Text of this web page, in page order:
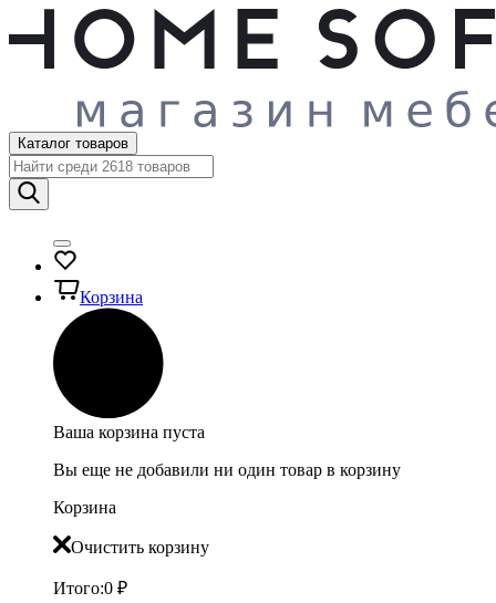
Каталог товаров
Корзина
Ваша корзина пуста
Вы еще не добавили ни один товар в корзину
Корзина
Очистить корзину
Итого:0 ₽